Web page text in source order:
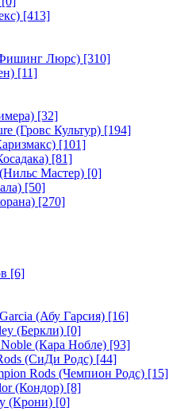
[413]
Люрс) [310]
[11]
[32]
(Гровс Культур) [194]
[101]
[81]
Мастер) [0]
[50]
[270]
[6]
(Абу Гарсия) [16]
(Беркли) [0]
(Кара Нобле) [93]
(СиДи Родс) [44]
Rods (Чемпион Родс) [15]
(Кондор) [8]
(Крони) [0]